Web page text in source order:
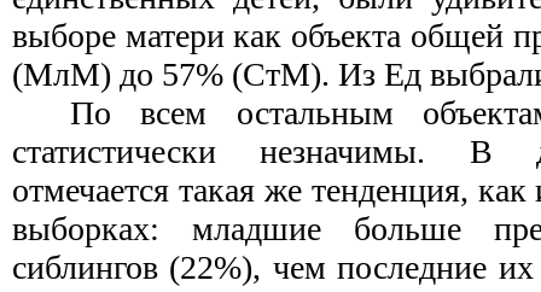
выборе матери как объекта общей
(МлМ) до 57% (СтМ). Из Ед
По всем остальным
статистически незначимы. В
отмечается такая же тенденция,
выборках: младшие больше
сиблингов (22%), чем последние